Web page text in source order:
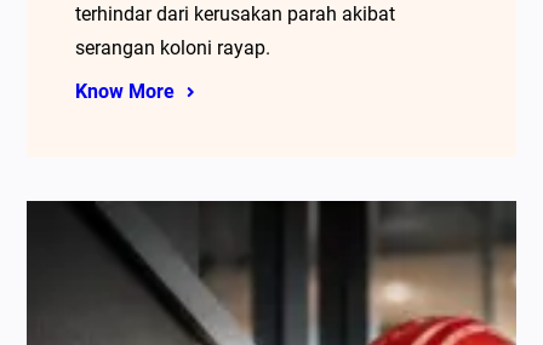
terhindar dari kerusakan parah akibat
serangan koloni rayap.
Know More